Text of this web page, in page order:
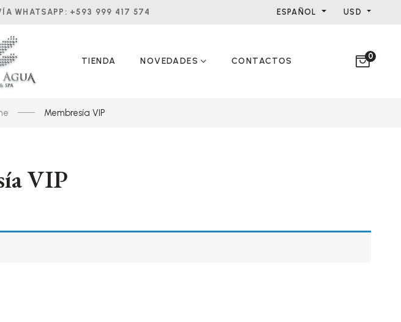
WHATSAPP: +593 999 417 574 ESPAÑOL USD
TIENDA NOVEDADES CONTACTOS 0
Membresía VIP
VIP